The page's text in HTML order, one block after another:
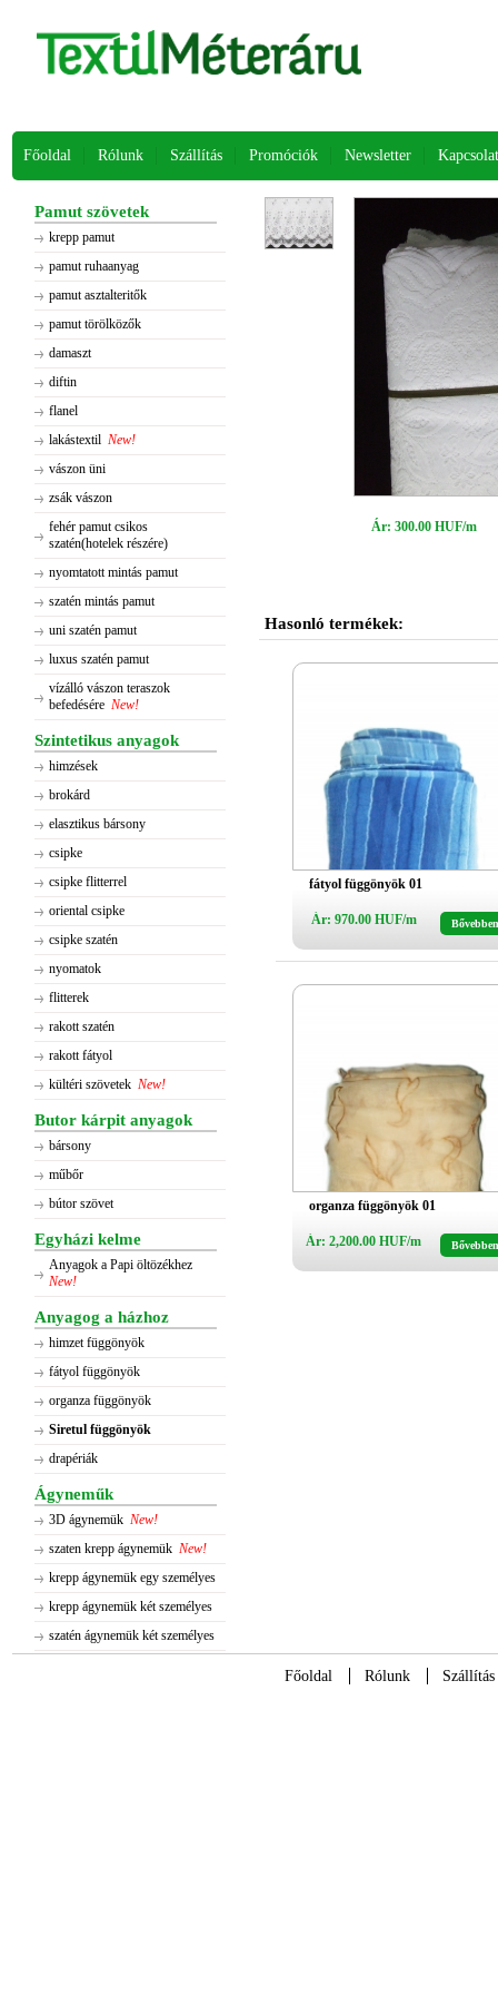
Főoldal Rólunk Szállítás Promóciók Newsletter Kapcsolat
Pamut szövetek
krepp pamut
pamut ruhaanyag
pamut asztalteritők
pamut törölközők
damaszt
diftin
flanel
lakástextil New!
vászon üni
zsák vászon
fehér pamut csikos
szatén(hotelek részére)
nyomtatott mintás pamut
szatén mintás pamut
uni szatén pamut
luxus szatén pamut
vízálló vászon teraszok
befedésére New!
Szintetikus anyagok
himzések
brokárd
elasztikus bársony
csipke
csipke flitterrel
oriental csipke
csipke szatén
nyomatok
flitterek
rakott szatén
rakott fátyol
kültéri szövetek New!
Butor kárpit anyagok
bársony
műbőr
bútor szövet
Egyházi kelme
Anyagok a Papi öltözékhez
New!
Anyagog a házhoz
himzet függönyök
fátyol függönyök
organza függönyök
Siretul függönyök
drapériák
Ágyneműk
3D ágynemük New!
szaten krepp ágynemük New!
krepp ágynemük egy személyes
krepp ágynemük két személyes
szatén ágynemük két személyes
Ár: 300.00 HUF/m
Hasonló termékek:
fátyol függönyök 01
Ár: 970.00 HUF/m Bővebben
organza függönyök 01
Ár: 2,200.00 HUF/m Bővebben
Főoldal Rólunk Szállítás